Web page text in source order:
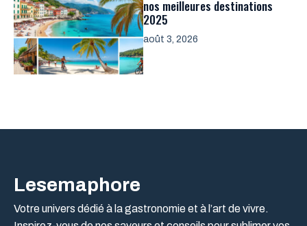
nos meilleures destinations
2025
août 3, 2026
Lesemaphore
Votre univers dédié à la gastronomie et à l’art de vivre.